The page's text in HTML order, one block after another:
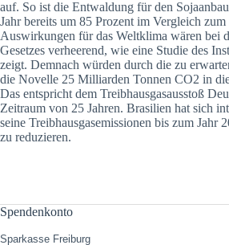
auf. So ist die Entwaldung für den
Jahr bereits um 85 Prozent im Vergleich
Auswirkungen für das Weltklima wären bei
Gesetzes verheerend, wie eine Studie des
zeigt. Demnach würden durch die zu
die Novelle 25 Milliarden Tonnen CO2 in
Das entspricht dem Treibhausgasausstoß
Zeitraum von 25 Jahren. Brasilien hat sich
seine Treibhausgasemissionen bis zum Jahr
zu reduzieren.
Spendenkonto
Sparkasse Freiburg